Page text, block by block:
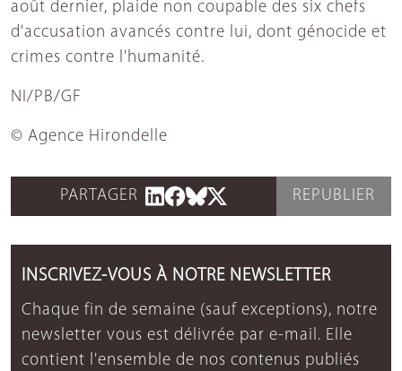
août dernier, plaide non coupable des six chefs
d'accusation avancés contre lui, dont génocide et
crimes contre l'humanité.
NI/PB/GF
© Agence Hirondelle
PARTAGER REPUBLIER
INSCRIVEZ-VOUS À NOTRE NEWSLETTER
Chaque fin de semaine (sauf exceptions), notre
newsletter vous est délivrée par e-mail. Elle
contient l'ensemble de nos contenus publiés